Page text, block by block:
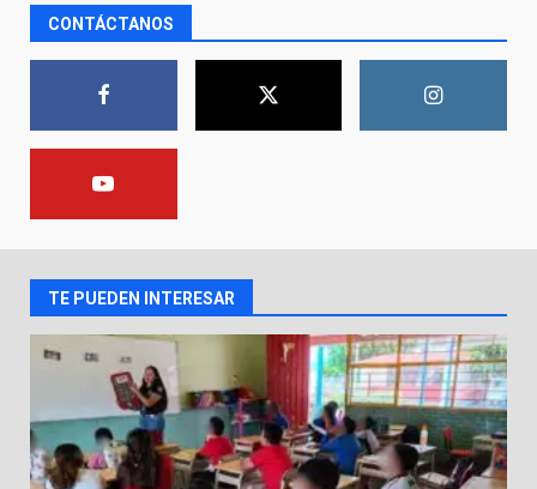
8 de agosto de 2026
2
Inauguran la Galería Historia y
Arte en Cartonería
7 de agosto de 2026
Valle de Santiago refuerza
CONTÁCTANOS
TE PUEDEN INTERESAR